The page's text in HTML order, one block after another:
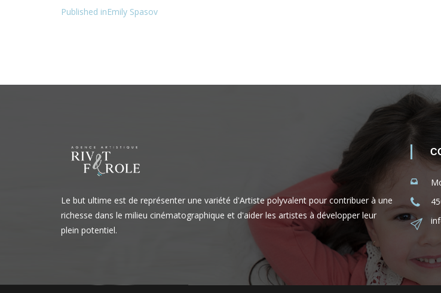
Navigation
Published inEmily Spasov
Le but ultime est de représenter une variété d'Artiste polyvalent pour contribuer à une
richesse dans le milieu cinématographique et d'aider les artistes à développer leur
plein potentiel.